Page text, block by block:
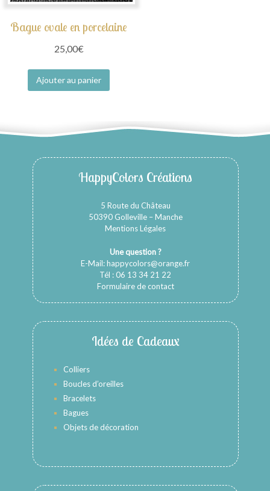
Bague ovale en porcelaine
25,00€
Ajouter au panier
HappyColors Créations
5 Route du Château
50390 Golleville – Manche
Mentions Légales
Une question ?
E-Mail:happycolors@orange.fr
Tél : 06 13 34 21 22
Formulaire de contact
Idées de Cadeaux
Colliers
Boucles d’oreilles
Bracelets
Bagues
Objets de décoration